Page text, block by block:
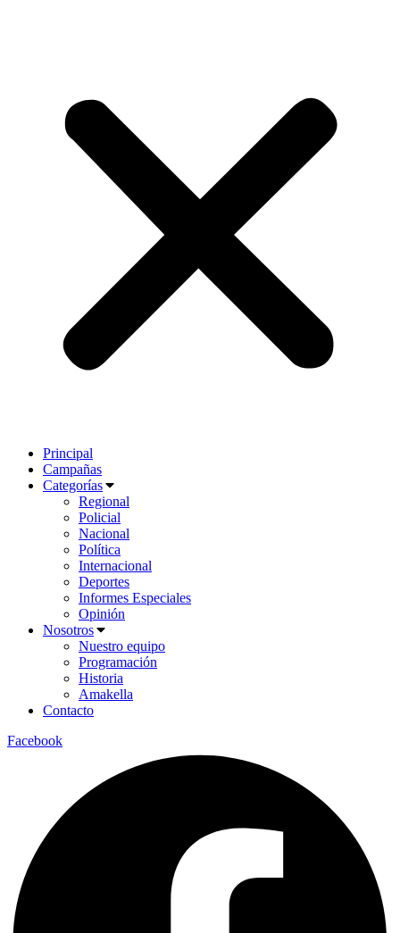
Principal
Campañas
Categorías
Regional
Policial
Nacional
Política
Internacional
Deportes
Informes Especiales
Opinión
Nosotros
Nuestro equipo
Programación
Historia
Amakella
Contacto
Facebook